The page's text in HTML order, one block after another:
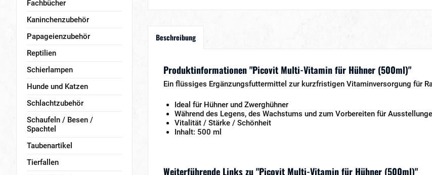
Fachbücher
Kaninchenzubehör
Papageienzubehör
Reptilien
Schierlampen
Hunde und Katzen
Schlachtzubehör
Schaufeln / Besen /
Spachtel
Taubenartikel
Tierfallen
Beschreibung
Produktinformationen "Picovit Multi-Vitamin für Hühner (500ml)"
Ein flüssiges Ergänzungsfuttermittel zur kurzfristigen Vitaminversorgung für
Ideal für Hühner und Zwerghühner
Während des Legens, des Wachstums und zum Vorbereiten für
Vitalität / Stärke / Schönheit
Inhalt: 500 ml
Weiterführende Links zu "Picovit Multi-Vitamin für Hühner (500ml)"